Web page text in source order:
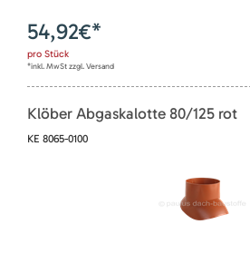
54,92€*
pro Stück
*inkl. MwSt zzgl. Versand
Klöber Abgaskalotte 80/125 rot
KE 8065-0100